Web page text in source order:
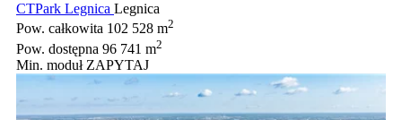
CTPark Legnica Legnica
Pow. całkowita 102 528 m2
Pow. dostępna 96 741 m2
Min. moduł ZAPYTAJ